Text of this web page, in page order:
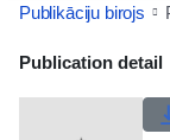
Publikāciju birojs
Publication
Lietotāju vērtējums
Publication detail